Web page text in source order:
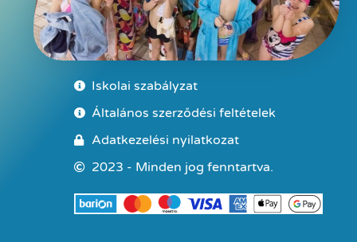
Iskolai szabályzat
Általános szerződési feltételek
Adatkezelési nyilatkozat
2023 - Minden jog fenntartva.